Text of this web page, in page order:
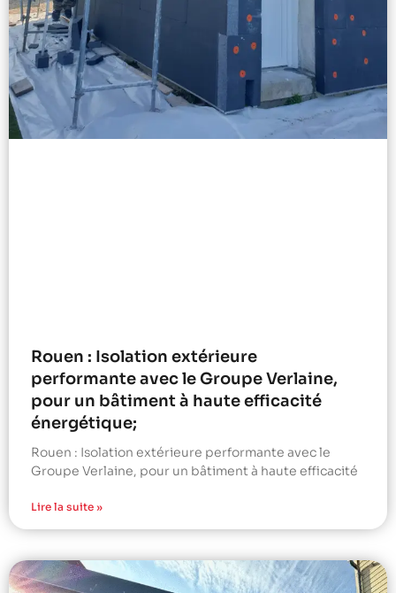
Rouen : Isolation extérieure
performante avec le Groupe Verlaine,
pour un bâtiment à haute efficacité
énergétique;
Rouen : Isolation extérieure performante avec le
Groupe Verlaine, pour un bâtiment à haute efficacité
Lire la suite »